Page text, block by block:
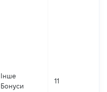
Інше
Бонуси
11